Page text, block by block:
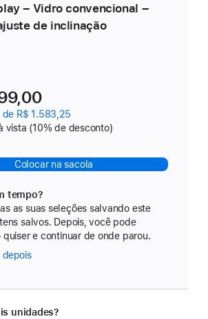
– Vidro convencional –
de inclinação
de R$ 1.583,25
vista (10% de desconto)
Colocar na sacola
tempo?
as suas seleções salvando este
salvos. Depois, você pode
e continuar de onde parou.
depois
unidades?